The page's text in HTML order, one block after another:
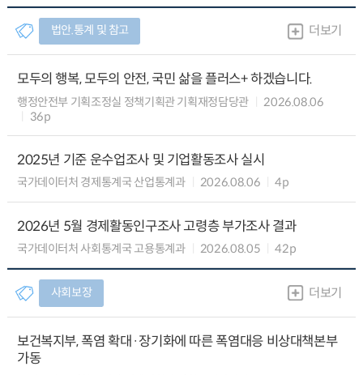
법안.통계 및 참고 더보기
모두의 행복, 모두의 안전, 국민 삶을 플러스+ 하겠습니다.
행정안전부 기획조정실 정책기획관 기획재정담당관
2026.08.06
36p
2025년 기준 운수업조사 및 기업활동조사 실시
국가데이터처 경제통계국 산업통계과 2026.08.06 4p
2026년 5월 경제활동인구조사 고령층 부가조사 결과
국가데이터처 사회통계국 고용통계과 2026.08.05 42p
사회보장 더보기
보건복지부, 폭염 확대·장기화에 따른 폭염대응 비상대책본부
가동